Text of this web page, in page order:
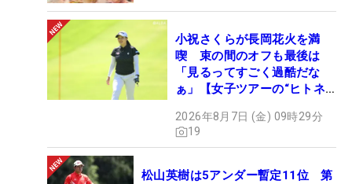
小祝さくらが長岡花火を満
喫 束の間のオフも最後は
「見るってすごく過酷だな
ぁ」【女子ツアーの“ヒトネ
2026年8月7日 (金) 09時29分
19
松山英樹は5アンダー暫定11位 第